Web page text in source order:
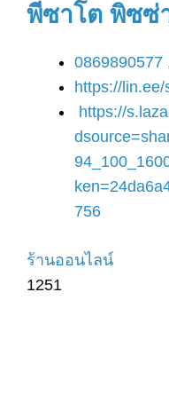
พีซาโต พิซซ่
0869890577
https://
https://
756
ร้านออนไลน์
1251